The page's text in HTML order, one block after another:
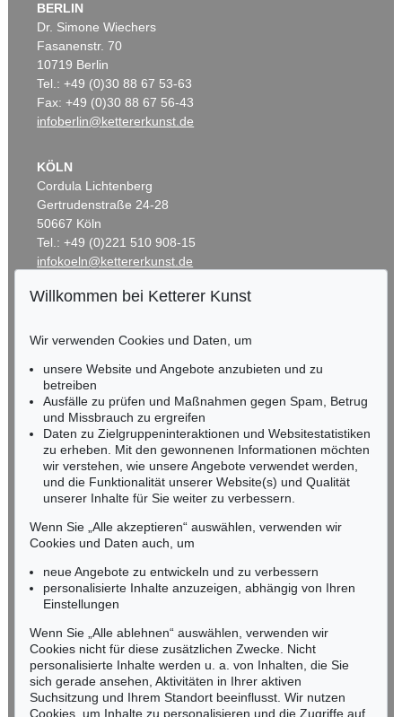
BERLIN
Dr. Simone Wiechers
Fasanenstr. 70
10719 Berlin
Tel.: +49 (0)30 88 67 53-63
Fax: +49 (0)30 88 67 56-43
infoberlin@kettererkunst.de
KÖLN
Cordula Lichtenberg
Gertrudenstraße 24-28
50667 Köln
Tel.: +49 (0)221 510 908-15
infokoeln@kettererkunst.de
RHEINLAND-PFALZ
Miriam Heß
Tel.: +49 (0)62 21 58 80-038
Fax: +49 (0)62 21 58 80-595
infoheidelberg@kettererkunst.de
NORDDEUTSCHLAND
Nico Kassel, M.A.
Tel.: +49 (0)89 55244-164
Mobil: +49 (0)171 8618661
n.kassel@kettererkunst.de
Keine Auktion mehr verpassen!
Wir informieren Sie rechtzeitig.
Jetzt zum Newsletter anmelden >
Willkommen bei Ketterer Kunst
Wir verwenden Cookies und Daten, um
unsere Website und Angebote anzubieten und zu
betreiben
Ausfälle zu prüfen und Maßnahmen gegen Spam, Betrug
und Missbrauch zu ergreifen
Daten zu Zielgruppeninteraktionen und Websitestatistiken
zu erheben. Mit den gewonnenen Informationen möchten
wir verstehen, wie unsere Angebote verwendet werden,
und die Funktionalität unserer Website(s) und Qualität
unserer Inhalte für Sie weiter zu verbessern.
Wenn Sie „Alle akzeptieren“ auswählen, verwenden wir
Cookies und Daten auch, um
neue Angebote zu entwickeln und zu verbessern
personalisierte Inhalte anzuzeigen, abhängig von Ihren
Einstellungen
Wenn Sie „Alle ablehnen“ auswählen, verwenden wir
Cookies nicht für diese zusätzlichen Zwecke. Nicht
personalisierte Inhalte werden u. a. von Inhalten, die Sie
sich gerade ansehen, Aktivitäten in Ihrer aktiven
Suchsitzung und Ihrem Standort beeinflusst. Wir nutzen
Cookies, um Inhalte zu personalisieren und die Zugriffe auf